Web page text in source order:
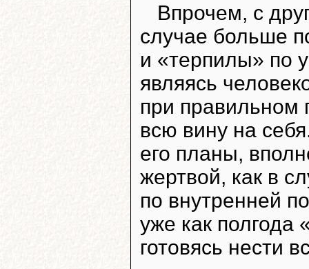
Впрочем, с
случае больше
и «терпилы» по
являясь
при правильном
всю вину на
его планы,
жертвой, как в
по внутренней
уже как
готовясь нести